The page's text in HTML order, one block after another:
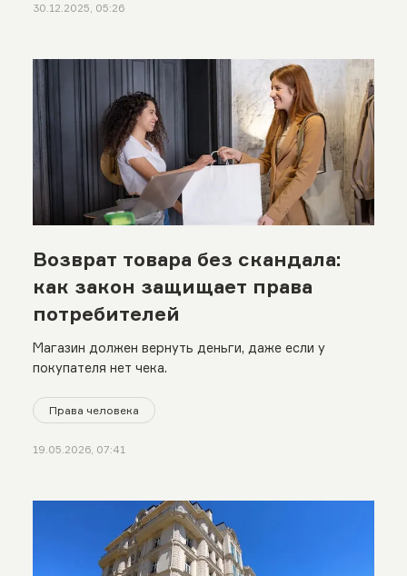
30.12.2025, 05:26
Возврат товара без скандала:
как закон защищает права
потребителей
Магазин должен вернуть деньги, даже если у
покупателя нет чека.
Права человека
19.05.2026, 07:41